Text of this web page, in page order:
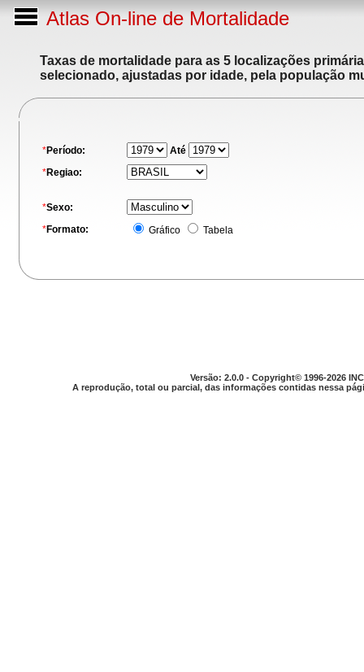
Atlas On-line de Mortalidade
Taxas de mortalidade para as 5 localizações
selecionado, ajustadas por idade, pela população
*Período:
Até
*Regiao:
*Sexo:
*Formato: Gráfico Tabela
Versão: 2.0.0 - Copyright© 1996-2026
A reprodução, total ou parcial, das informações contidas nessa